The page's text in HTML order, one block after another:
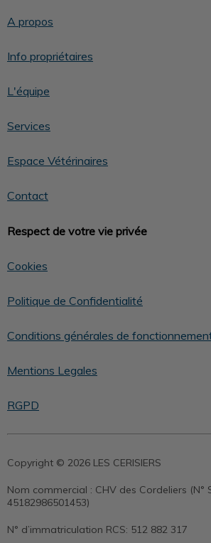
A propos
Info propriétaires
L'équipe
Services
Espace Vétérinaires
Contact
Respect de votre vie privée
Cookies
Politique de Confidentialité
Conditions générales de
Mentions Legales
RGPD
Copyright © 2026 LES CERISIERS
Nom commercial : CHV des Cordeliers (N°
45182986501453)
N° d’immatriculation RCS: 512 882 317